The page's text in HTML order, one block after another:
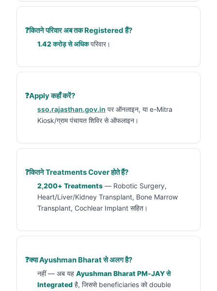
कितने परिवार अब तक Registered हैं?
1.42 करोड़ से अधिकपरिवार।
Apply कहाँ करें?
sso.rajasthan.gov.in पर ऑनलाइन, या e-Mitra
Kiosk/ग्राम पंचायत शिविर से ऑफलाइन।
कितने Treatments Cover होते हैं?
2,200+ Treatments — Robotic Surgery,
Heart/Liver/Kidney Transplant, Bone Marrow
Transplant, Cochlear Implant सहित।
क्या Ayushman Bharat से अलग है?
नहीं — अब यह Ayushman Bharat PM-JAY से
Integrated है, जिससे beneficiaries को double